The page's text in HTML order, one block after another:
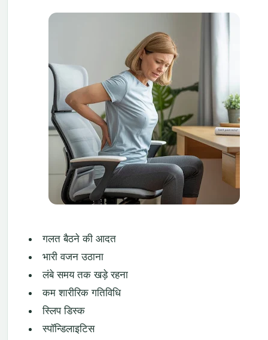
गलतबैठनेकी आदत
भारीवजनउठाना
लंबेसमयतकखड़ेरहना
कमशारीरिकगतिविधि
स्लिपडिस्क
स्पॉन्डिलाइटिस